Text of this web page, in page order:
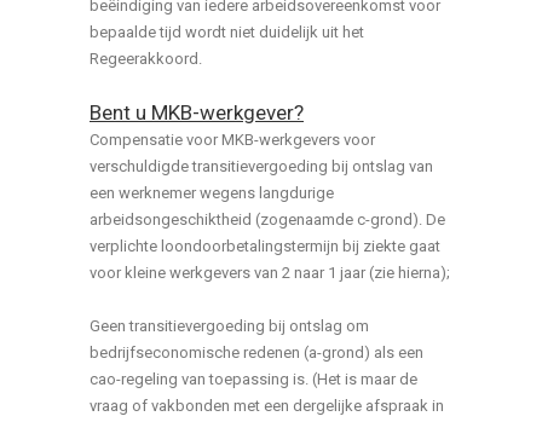
beëindiging van iedere arbeidsovereenkomst voor
bepaalde tijd wordt niet duidelijk uit het
Regeerakkoord.
Bent u MKB-werkgever?
Compensatie voor MKB-werkgevers voor
verschuldigde transitievergoeding bij ontslag van
een werknemer wegens langdurige
arbeidsongeschiktheid (zogenaamde c-grond). De
verplichte loondoorbetalingstermijn bij ziekte gaat
voor kleine werkgevers van 2 naar 1 jaar (zie hierna);
Geen transitievergoeding bij ontslag om
bedrijfseconomische redenen (a-grond) als een
cao-regeling van toepassing is. (Het is maar de
vraag of vakbonden met een dergelijke afspraak in